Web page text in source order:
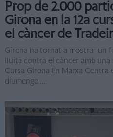
Prop de 2.000
Girona en la 12a
el càncer de
Girona ha tornat a mostrar un
lluita contra el càncer amb
Cursa Girona En Marxa Contra
diumenge ...